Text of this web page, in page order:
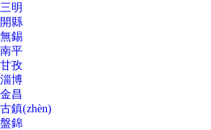
三明
開縣
無錫
南平
甘孜
淄博
金昌
古鎮(zhèn)
盤錦